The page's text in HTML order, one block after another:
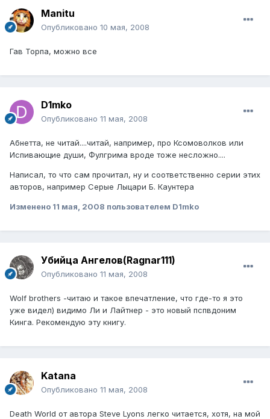
Manitu
Опубликовано 10 мая, 2008
Гав Торпа, можно все
D1mko
Опубликовано 11 мая, 2008
Абнетта, не читай....читай, например, про Ксомоволков или
Испивающие души, Фулгрима вроде тоже несложно....
Написал, то что сам прочитал, ну и соответственно серии этих
авторов, например Серые Лыцари Б. Каунтера
Изменено 11 мая, 2008 пользователем D1mko
Убийца Ангелов(Ragnar111)
Опубликовано 11 мая, 2008
Wolf brothers -читаю и такое впечатление, что где-то я это
уже видел) видимо Ли и Лайтнер - это новый пспвдоним
Кинга. Рекомендую эту книгу.
Katana
Опубликовано 11 мая, 2008
Death World от автора Steve Lyons легко читается, хотя, на мой